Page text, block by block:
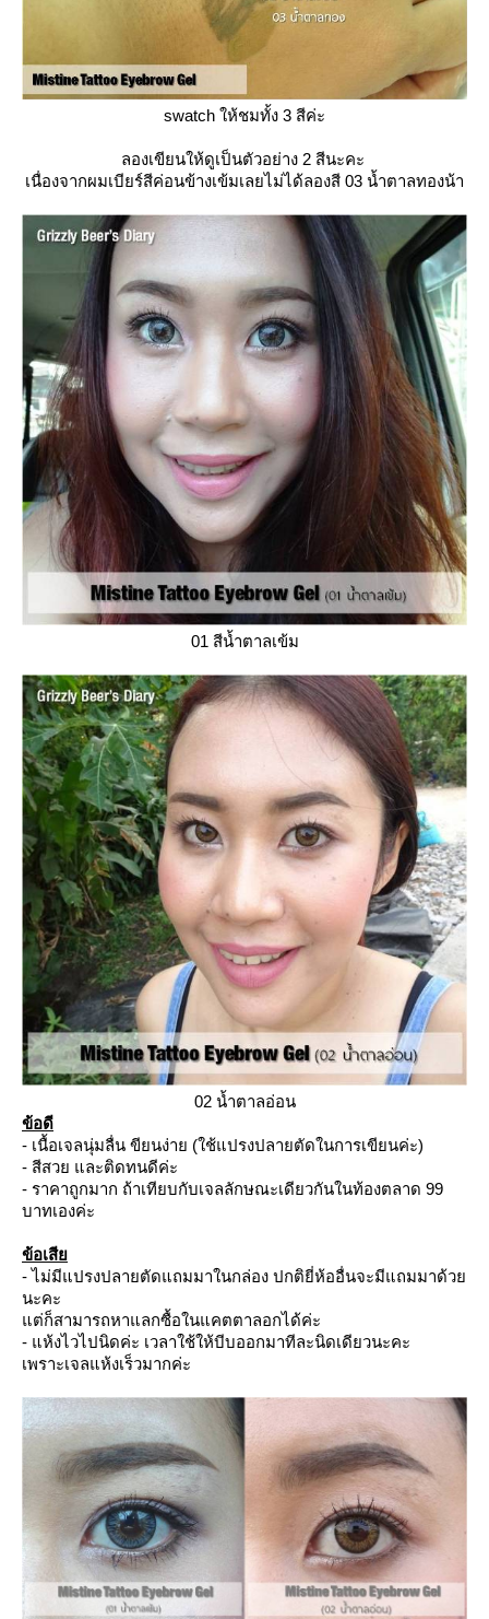
swatch ให้ชมทั้ง 3 สีค่ะ
ลองเขียนให้ดูเป็นตัวอย่าง 2 สีนะคะ
เนื่องจากผมเบียร์สีค่อนข้างเข้มเลยไม่ได้ลองสี 03 น้ำตาลทองน้า
01 สีน้ำตาลเข้ม
02 น้ำตาลอ่อน
ข้อดี
- เนื้อเจลนุ่มลื่น ขียนง่าย (ใช้แปรงปลายตัดในการเขียนค่ะ)
- สีสวย และติดทนดีค่ะ
- ราคาถูกมาก ถ้าเทียบกับเจลลักษณะเดียวกันในท้องตลาด 99
บาทเองค่ะ
ข้อเสี
- ไม่มีแปรงปลายตัดแถมมาในกล่อง ปกติยี่ห้ออื่นจะมีแถมมาด้ว
นะคะ
ต่ก็สามารถหาแลกซื้อในแคตตาลอกได้ค่ะ
- แห้งไวไปนิดค่ะ เวลาใช้ให้บีบออกมาทีละนิดเดียวนะคะ
เพราะเจลแห้งเร็วมากค่ะ